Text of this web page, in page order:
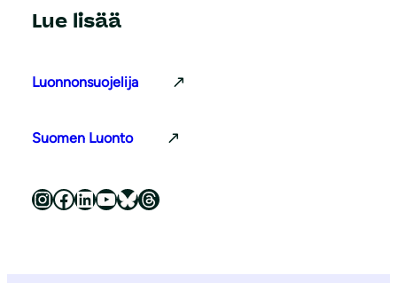
Lue lisää
Luonnonsuojelija
Suomen Luonto
Luonnonsuojeluliitto Instagramissa Luonnonsuojeluliitto Facebookissa Luonnonsuojeluliitto LinkedInissä Luonnonsuojeluliiton YouTube-kanava Luonnonsuojeluliitto Blueskyssa Luonnonsuojeluliitto Threadsissa